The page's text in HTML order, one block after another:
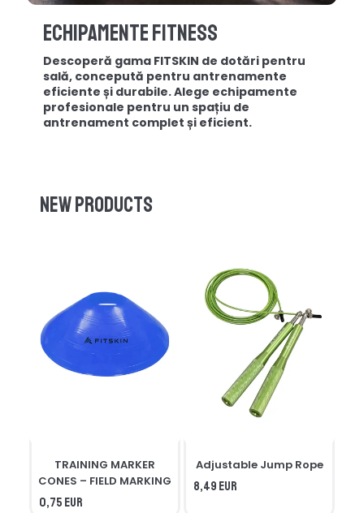
Echipamente Fitness
Descoperă gama FITSKIN de dotări pentru
sală, concepută pentru antrenamente
eficiente și durabile. Alege echipamente
profesionale pentru un spațiu de
antrenament complet și eficient.
New products
TRAINING MARKER
CONES – FIELD MARKING
0,75 EUR
Adjustable Jump Rope
8,49 EUR